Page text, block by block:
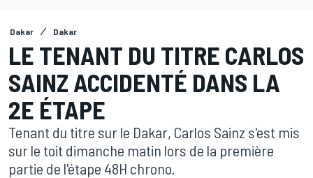
Dakar Dakar
LE TENANT DU TITRE CARLOS
SAINZ ACCIDENTÉ DANS LA
2E ÉTAPE
Tenant du titre sur le Dakar, Carlos Sainz s'est mis
sur le toit dimanche matin lors de la première
partie de l'étape 48H chrono.